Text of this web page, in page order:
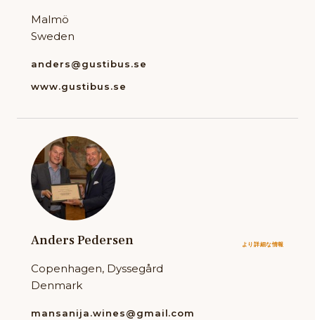
Malmö
Sweden
anders@gustibus.se
www.gustibus.se
Anders Pedersen より詳細な情報
Copenhagen, Dyssegård
Denmark
mansanija.wines@gmail.com